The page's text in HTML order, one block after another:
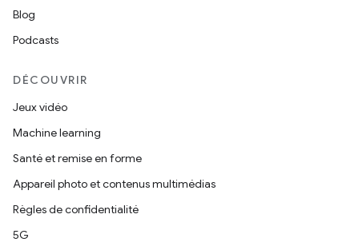
Blog
Podcasts
DÉCOUVRIR
Jeux vidéo
Machine learning
Santé et remise en forme
Appareil photo et contenus multimédias
Règles de confidentialité
5G